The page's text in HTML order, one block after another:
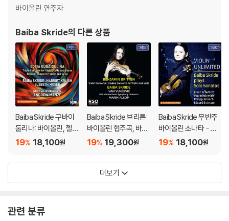
바이올린 연주자
Baiba Skride의 다른 상품
Baiba Skride 구바이
둘리나: 바이올린, 첼
로, 바얀을 위한 협주곡
Triple Concerto for
an & Rejoice! for Viol
18,100원
19%
Baiba Skride 브리튼:
바이올린 협주곡, 바이
올린과 비올라를 위한
Concerto, Double C
oncerto for Violin an
d Viola)
19,300원
19%
Baiba Skride 무반주
바이올린 소나타 - 슐
호프 / 힌데미트 / 야르
lhoff / Hindemith / J
olo Violin Sonatas)
18,100원
19%
더보기
관련 분류